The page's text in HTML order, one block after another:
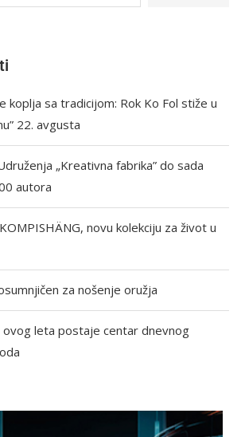
koplja sa tradicijom: Rok Ko Fol stiže u
22. avgusta
„Kreativna fabrika” do sada
autora
novu kolekciju za život u
za nošenje oružja
ovog leta postaje centar dnevnog